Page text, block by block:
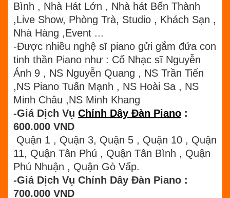
Bình , Nhà Hát Lớn , Nhà hát Bến Thành
,Live Show, Phòng Trà, Studio , Khách Sạn ,
Nhà Hàng ,Event ...
-Được nhiều nghệ sĩ piano gửi gắm đứa con
tinh thần Piano như : Cố Nhạc sĩ Nguyễn
Ánh 9 , NS Nguyễn Quang , NS Trần Tiến
,NS Piano Tuấn Mạnh , NS Hoài Sa , NS
Minh Châu ,NS Minh Khang
-Giá Dịch Vụ Chỉnh Dây Đàn Piano :
600.000 VND
Quận 1 , Quận 3, Quận 5 , Quận 10 , Quận
11, Quận Tân Phú , Quận Tân Bình , Quận
Phú Nhuận , Quận Gò Vấp.
-Giá Dịch Vụ Chỉnh Dây Đàn Piano :
700.000 VND